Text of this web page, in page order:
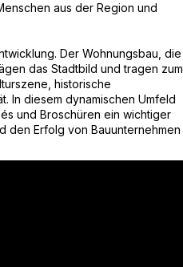
aus der Region und
Der Wohnungsbau, die
das Stadtbild und tragen zum
historische
In diesem dynamischen Umfeld
und Broschüren ein wichtiger
den Erfolg von Bauunternehmen